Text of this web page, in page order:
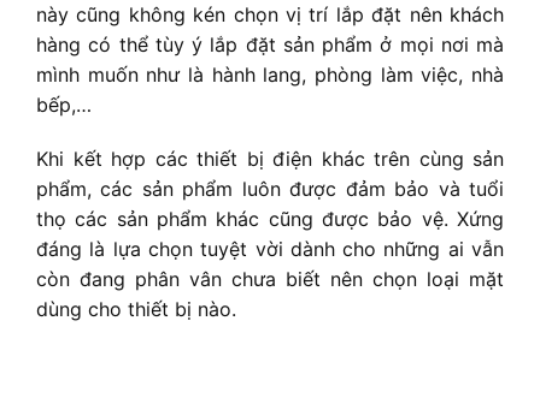
này cũng không kén chọn vị trí lắp đặt nên khách
hàng có thể tùy ý lắp đặt sản phẩm ở mọi nơi mà
mình muốn như là hành lang, phòng làm việc, nhà
bếp,…
Khi kết hợp các thiết bị điện khác trên cùng sản
phẩm, các sản phẩm luôn được đảm bảo và tuổi
thọ các sản phẩm khác cũng được bảo vệ. Xứng
đáng là lựa chọn tuyệt vời dành cho những ai vẫn
còn đang phân vân chưa biết nên chọn loại mặt
dùng cho thiết bị nào.